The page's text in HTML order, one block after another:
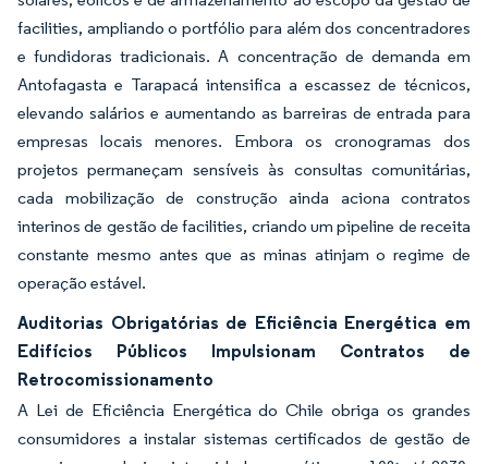
facilities, ampliando o portfólio para além dos concentradores
e fundidoras tradicionais. A concentração de demanda em
Antofagasta e Tarapacá intensifica a escassez de técnicos,
elevando salários e aumentando as barreiras de entrada para
empresas locais menores. Embora os cronogramas dos
projetos permaneçam sensíveis às consultas comunitárias,
cada mobilização de construção ainda aciona contratos
interinos de gestão de facilities, criando um pipeline de receita
constante mesmo antes que as minas atinjam o regime de
operação estável.
Auditorias Obrigatórias de Eficiência Energética em
Edifícios Públicos Impulsionam Contratos de
Retrocomissionamento
A Lei de Eficiência Energética do Chile obriga os grandes
consumidores a instalar sistemas certificados de gestão de